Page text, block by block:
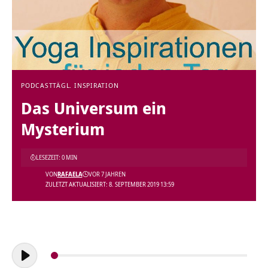
PODCASTTÄGL. INSPIRATION
Das Universum ein
Mysterium
ZULETZT AKTUALISIERT: 8. SEPTEMBER 2019 13:59
VONRAFAELA VOR 7 JAHREN
LESEZEIT: 0 MIN
Audio-
Player